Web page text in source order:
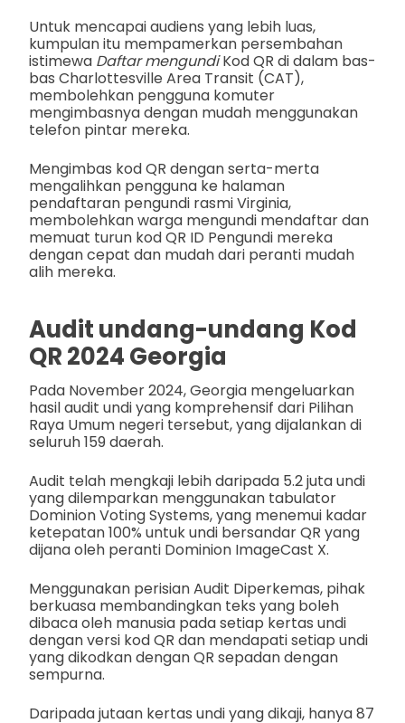
Untuk mencapai audiens yang lebih luas,
kumpulan itu mempamerkan persembahan
istimewa Daftar mengundiKod QR di dalam bas-
bas Charlottesville Area Transit (CAT),
membolehkan pengguna komuter
mengimbasnya dengan mudah menggunakan
telefon pintar mereka.
Mengimbas kod QR dengan serta-merta
mengalihkan pengguna ke halaman
pendaftaran pengundi rasmi Virginia,
membolehkan warga mengundi mendaftar dan
memuat turun kod QR ID Pengundi mereka
dengan cepat dan mudah dari peranti mudah
alih mereka.
Audit undang-undang Kod
QR 2024 Georgia
Pada November 2024, Georgia mengeluarkan
hasil audit undi yang komprehensif dari Pilihan
Raya Umum negeri tersebut, yang dijalankan di
seluruh 159 daerah.
Audit telah mengkaji lebih daripada 5.2 juta undi
yang dilemparkan menggunakan tabulator
Dominion Voting Systems, yang menemui kadar
ketepatan 100% untuk undi bersandar QR yang
dijana oleh peranti Dominion ImageCast X.
Menggunakan perisian Audit Diperkemas, pihak
berkuasa membandingkan teks yang boleh
dibaca oleh manusia pada setiap kertas undi
dengan versi kod QR dan mendapati setiap undi
yang dikodkan dengan QR sepadan dengan
sempurna.
Daripada jutaan kertas undi yang dikaji, hanya 87